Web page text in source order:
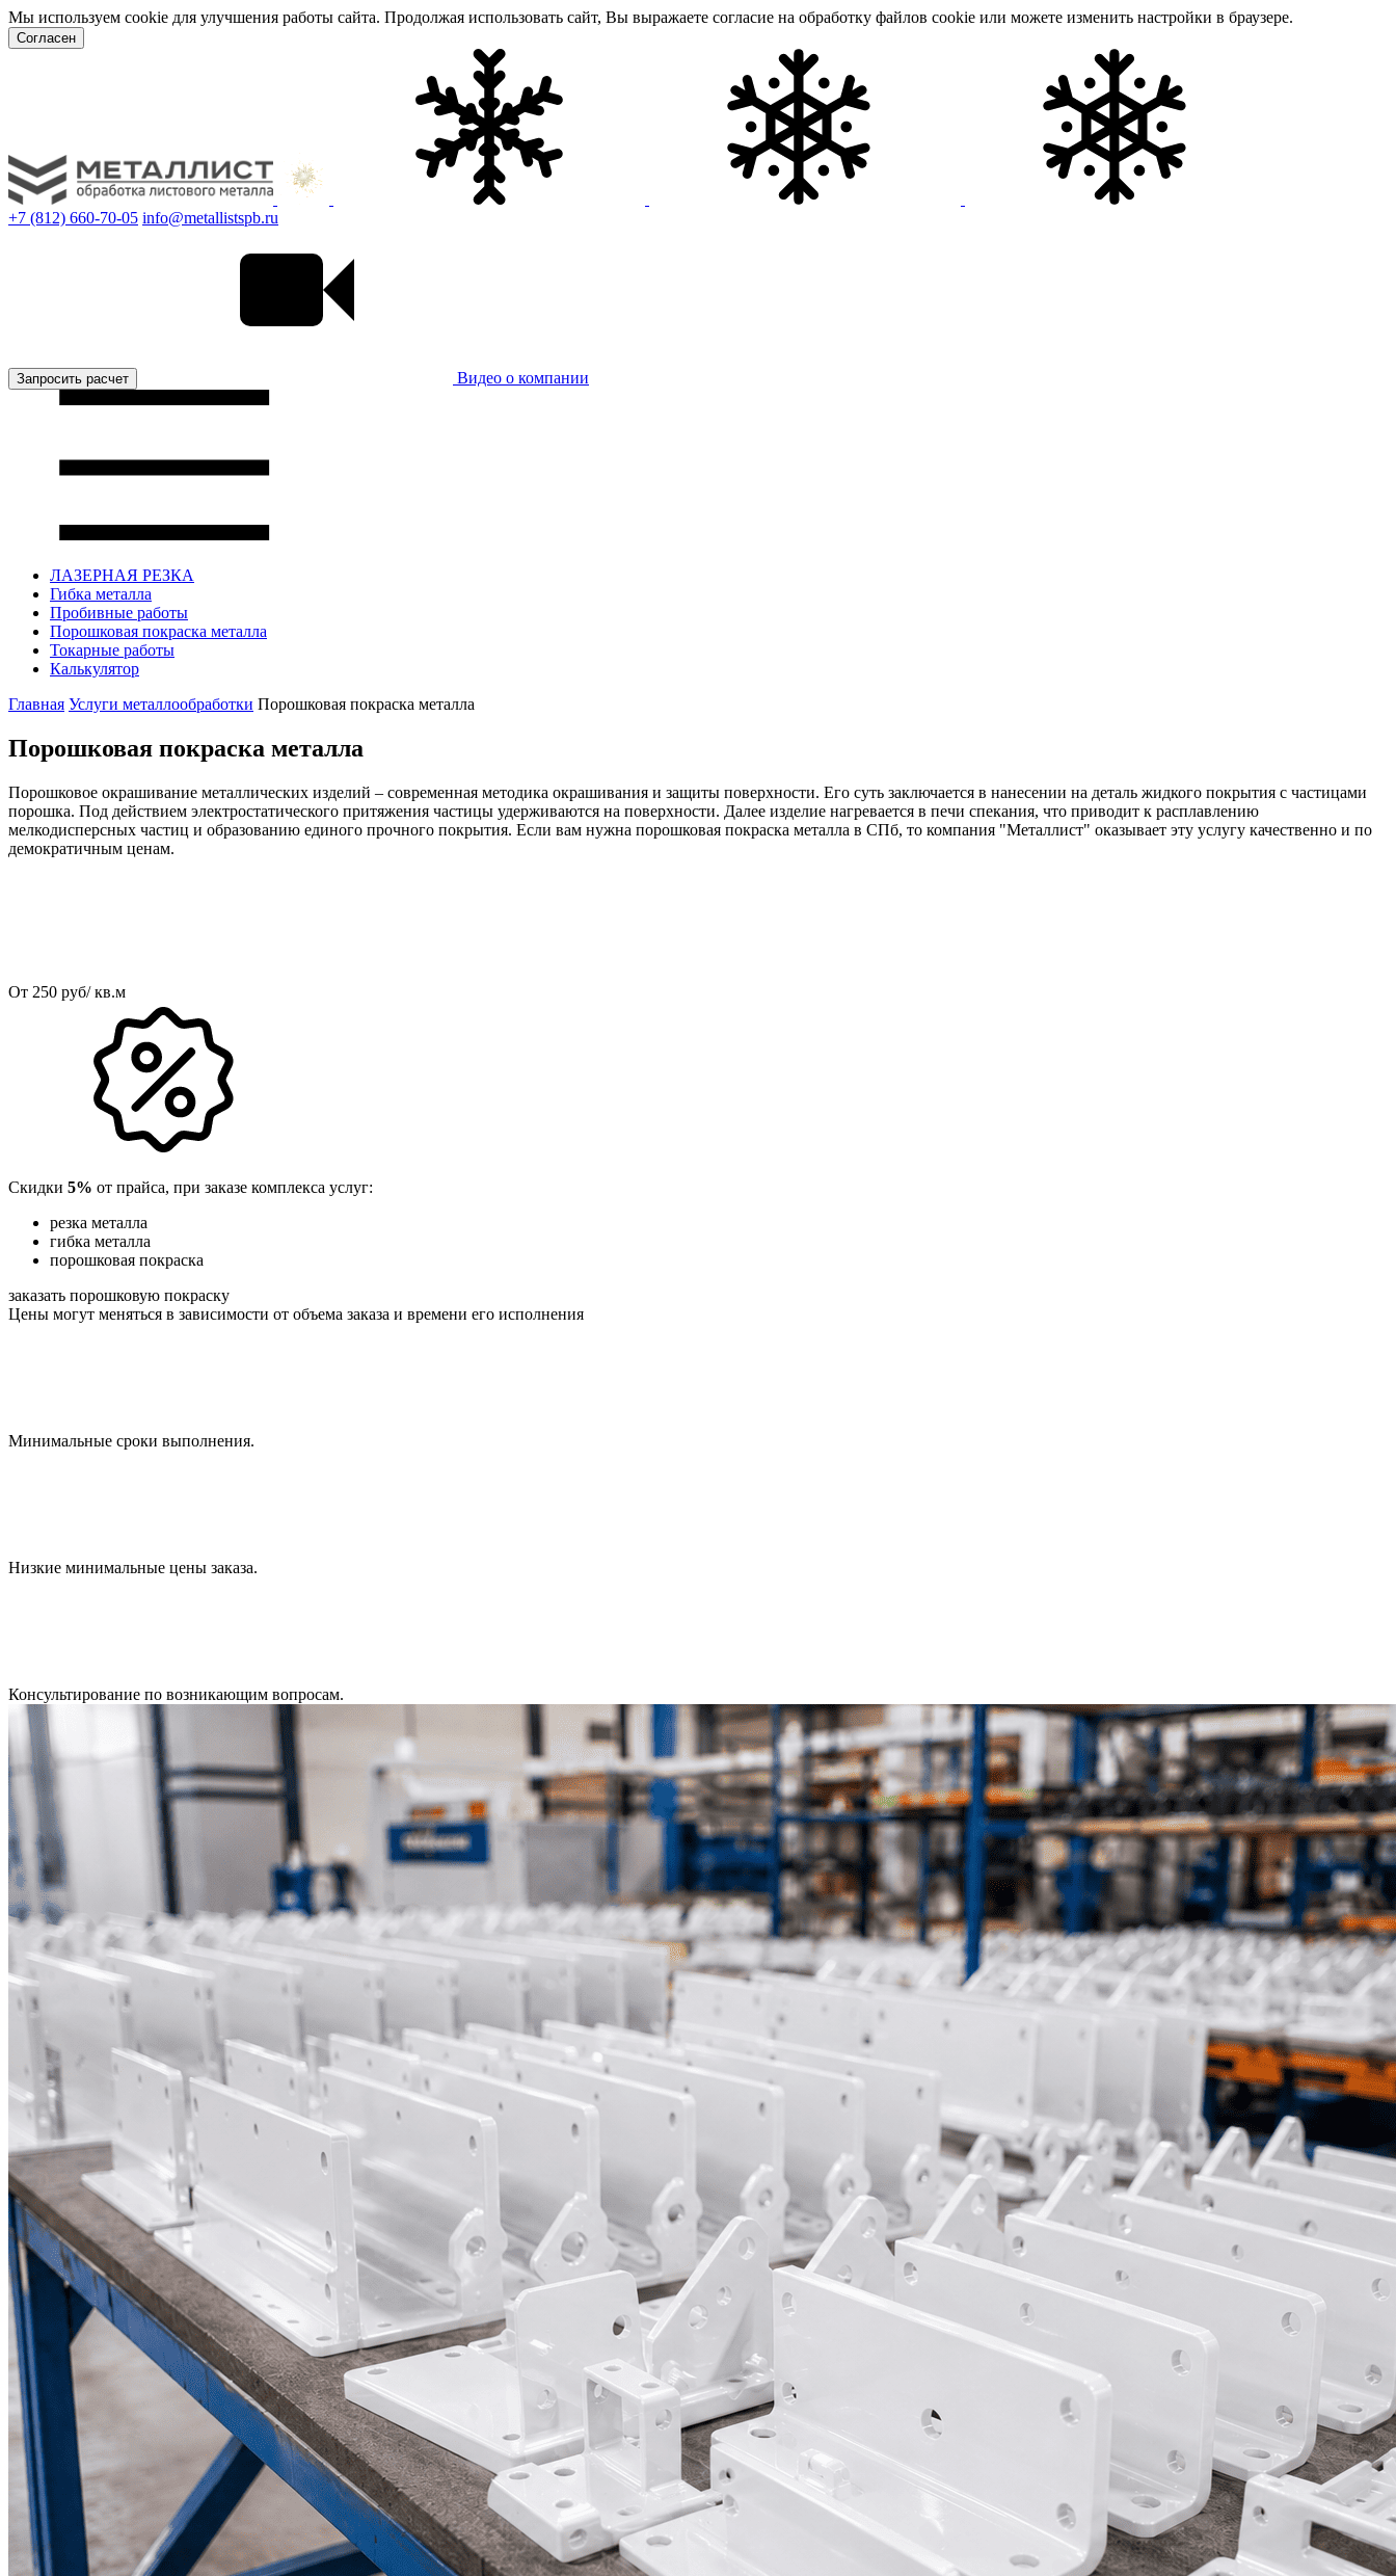
Мы используем cookie для улучшения работы сайта. Продолжая использовать сайт, Вы выражаете согласие на обработку файлов cookie или можете изменить настройки в браузере.
Согласен
+7 (812) 660-70-05 info@metallistspb.ru
Запросить расчет Видео о компании
ЛАЗЕРНАЯ РЕЗКА
Гибка металла
Пробивные работы
Порошковая покраска металла
Токарные работы
Калькулятор
Главная Услуги металлообработки Порошковая покраска металла
Порошковая покраска металла
Порошковое окрашивание металлических изделий – современная методика окрашивания и защиты поверхности. Его суть заключается в нанесении на деталь жидкого покрытия с частицами
порошка. Под действием электростатического притяжения частицы удерживаются на поверхности. Далее изделие нагревается в печи спекания, что приводит к расплавлению
мелкодисперсных частиц и образованию единого прочного покрытия. Если вам нужна порошковая покраска металла в СПб, то компания "Металлист" оказывает эту услугу качественно и по
демократичным ценам.
От 250 руб/ кв.м
Скидки 5% от прайса, при заказе комплекса услуг:
резка металла
гибка металла
порошковая покраска
заказать порошковую покраску
Цены могут меняться в зависимости от объема заказа и времени его исполнения
Минимальные сроки выполнения.
Низкие минимальные цены заказа.
Консультирование по возникающим вопросам.